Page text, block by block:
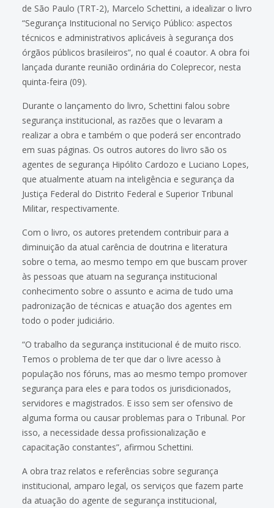
de São Paulo (TRT-2), Marcelo Schettini, a idealizar o livro
“Segurança Institucional no Serviço Público: aspectos
técnicos e administrativos aplicáveis à segurança dos
órgãos públicos brasileiros”, no qual é coautor. A obra foi
lançada durante reunião ordinária do Coleprecor, nesta
quinta-feira (09).
Durante o lançamento do livro, Schettini falou sobre
segurança institucional, as razões que o levaram a
realizar a obra e também o que poderá ser encontrado
em suas páginas. Os outros autores do livro são os
agentes de segurança Hipólito Cardozo e Luciano Lopes,
que atualmente atuam na inteligência e segurança da
Justiça Federal do Distrito Federal e Superior Tribunal
Militar, respectivamente.
Com o livro, os autores pretendem contribuir para a
diminuição da atual carência de doutrina e literatura
sobre o tema, ao mesmo tempo em que buscam prover
às pessoas que atuam na segurança institucional
conhecimento sobre o assunto e acima de tudo uma
padronização de técnicas e atuação dos agentes em
todo o poder judiciário.
“O trabalho da segurança institucional é de muito risco.
Temos o problema de ter que dar o livre acesso à
população nos fóruns, mas ao mesmo tempo promover
segurança para eles e para todos os jurisdicionados,
servidores e magistrados. E isso sem ser ofensivo de
alguma forma ou causar problemas para o Tribunal. Por
isso, a necessidade dessa profissionalização e
capacitação constantes”, afirmou Schettini.
A obra traz relatos e referências sobre segurança
institucional, amparo legal, os serviços que fazem parte
da atuação do agente de segurança institucional,